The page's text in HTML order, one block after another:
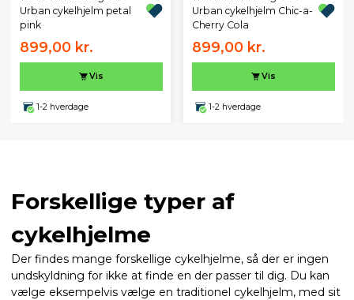
Urban cykelhjelm petal
pink
899,00 kr.
Vis
1-2 hverdage
Urban cykelhjelm Chic-a-
Cherry Cola
899,00 kr.
Vis
1-2 hverdage
Forskellige typer af
cykelhjelme
Der findes mange forskellige cykelhjelme, så der er ingen
undskyldning for ikke at finde en der passer til dig. Du kan
vælge eksempelvis vælge en traditionel cykelhjelm, med sit